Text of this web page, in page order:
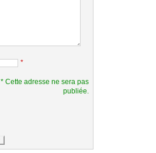
*
* Cette adresse ne sera pas
publiée.